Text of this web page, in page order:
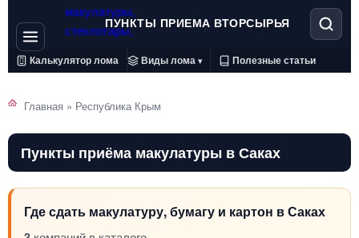
ПУНКТЫ ПРИЕМА ВТОРСЫРЬЯ
Калькулятор лома Виды лома ▾ Полезные статьи
Главная » Республика Крым
Пункты приёма макулатуры в Саках
Где сдать макулатуру, бумагу и картон в Саках